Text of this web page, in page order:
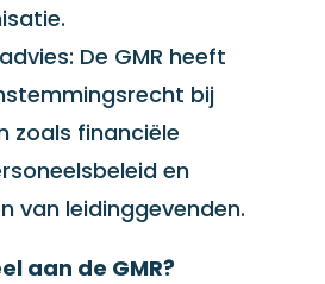
De GMR heeft
bij
zoals financiële
en
van leidinggevenden.
aan de GMR?